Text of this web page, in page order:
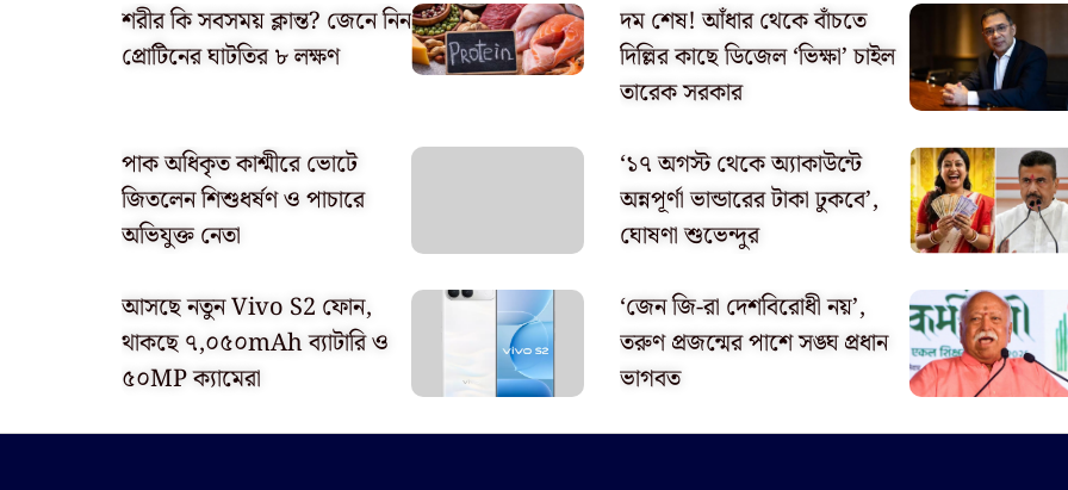
শরীর কি সবসময় ক্লান্ত? জেনে নিন
প্রোটিনের ঘাটতির ৮ লক্ষণ
দম শেষ! আঁধার থেকে বাঁচতে
দিল্লির কাছে ডিজেল ‘ভিক্ষা’ চাইল
তারেক সরকার
পাক অধিকৃত কাশ্মীরে ভোটে
জিতলেন শিশুধর্ষণ ও পাচারে
অভিযুক্ত নেতা
‘১৭ অগস্ট থেকে অ্যাকাউন্টে
অন্নপূর্ণা ভান্ডারের টাকা ঢুকবে’,
ঘোষণা শুভেন্দুর
আসছে নতুন Vivo S2 ফোন,
থাকছে ৭,০৫০mAh ব্যাটারি ও
৫০MP ক্যামেরা
‘জেন জি-রা দেশবিরোধী নয়’,
তরুণ প্রজন্মের পাশে সঙ্ঘ প্রধান
ভাগবত